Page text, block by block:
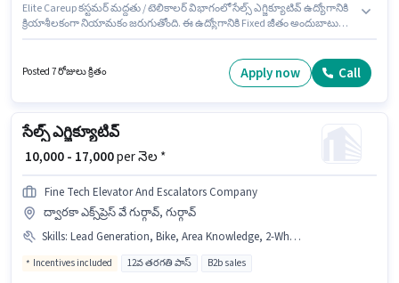
Elite Careup కస్టమర్ మద్దతు / టెలికాలర్ విభాగంలో సేల్స్ ఎగ్జిక్యూటివ్ ఉద్యోగానికి
క్రియాశీలకంగా నియామకం జరుగుతోంది. ఈ ఉద్యోగానికి Fixed జీతం అందుబాటులో
ఇందులో DAY shift మరియు వారానికి 6 days working ఉంటాయి. ఈ ఉద్యోగం ఫ్రెషర్
Posted 7 రోజులు క్రితం Apply now Call
సేల్స్ ఎగ్జిక్యూటివ్
₹ 10,000 - 17,000per నెల *
Fine Tech Elevator And Escalators Company
ద్వారకా ఎక్స్‌ప్రెస్ వే గుర్గావ్, గుర్గావ్
Skills: Lead Generation, Bike, Area Knowledge, 2-Wheeler Driving Licence, Smartphone
Incentives included 12వ తరగతి పాస్ B2b sales